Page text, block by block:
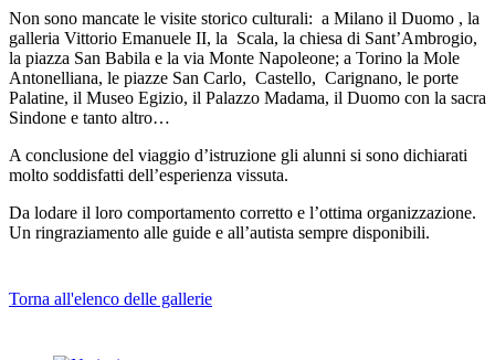
Non sono mancate le visite storico culturali: a Milano il Duomo , la
galleria Vittorio Emanuele II, la Scala, la chiesa di Sant’Ambrogio,
la piazza San Babila e la via Monte Napoleone; a Torino la Mole
Antonelliana, le piazze San Carlo, Castello, Carignano, le porte
Palatine, il Museo Egizio, il Palazzo Madama, il Duomo con la sacra
Sindone e tanto altro…
A conclusione del viaggio d’istruzione gli alunni si sono dichiarati
molto soddisfatti dell’esperienza vissuta.
Da lodare il loro comportamento corretto e l’ottima organizzazione.
Un ringraziamento alle guide e all’autista sempre disponibili.
Torna all'elenco delle gallerie